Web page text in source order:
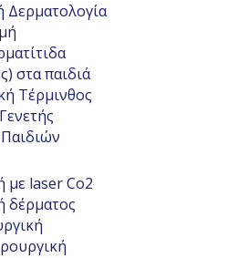
Δερματολογία
στα παιδιά
Τέρμινθος
με laser Co2
δέρματος